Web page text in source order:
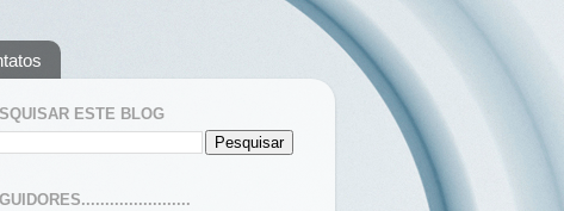
ESTE BLOG